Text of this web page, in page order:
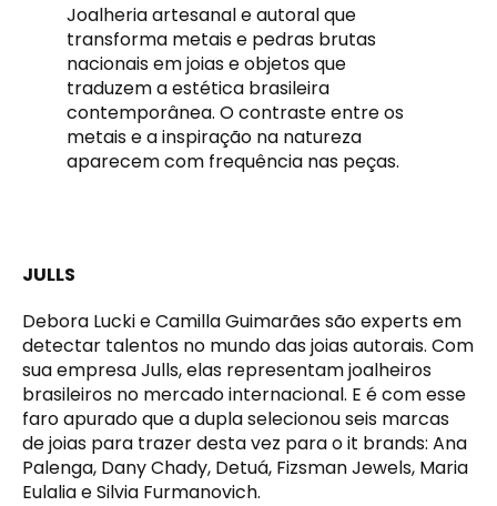
Joalheria artesanal e autoral que
transforma metais e pedras brutas
nacionais em joias e objetos que
traduzem a estética brasileira
contemporânea. O contraste entre os
metais e a inspiração na natureza
aparecem com frequência nas peças.
JULLS
Debora Lucki e Camilla Guimarães são experts em
detectar talentos no mundo das joias autorais. Com
sua empresa Julls, elas representam joalheiros
brasileiros no mercado internacional. E é com esse
faro apurado que a dupla selecionou seis marcas
de joias para trazer desta vez para o it brands: Ana
Palenga, Dany Chady, Detuá, Fizsman Jewels, Maria
Eulalia e Silvia Furmanovich.